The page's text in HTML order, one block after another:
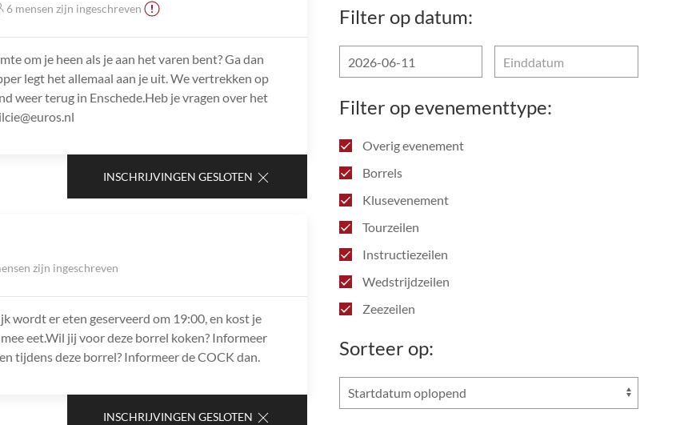
Filter op datum:
Filter op evenementtype:
Overig evenement
Borrels
Klusevenement
Tourzeilen
Instructiezeilen
Wedstrijdzeilen
Zeezeilen
Sorteer op:
6 mensen zijn ingeschreven
om je heen als je aan het varen bent? Ga dan
legt het allemaal aan je uit. We vertrekken op
weer terug in Enschede.Heb je vragen over het
INSCHRIJVINGEN GESLOTEN
zijn ingeschreven
wordt er eten geserveerd om 19:00, en kost je
eet.Wil jij voor deze borrel koken? Informeer
tijdens deze borrel? Informeer de COCK dan.
INSCHRIJVINGEN GESLOTEN